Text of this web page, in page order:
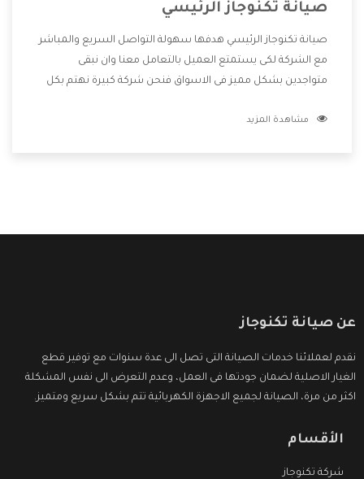
صيانة تكنوجاز الرئيسي
صيانة تكنوجاز الرئيسي هدفها سهولة التواصل السريع والمباشر
مع الشركة لكى يستمتع العميل بالتعامل معنا وان نبقى
متواجدين بشكل مميز فى الاسواق فنحن شركة كبيرة نهتم بكل
الشركة بها والتى تكون منها خدمة الصيانة التى تكون من أهم
مشاهدة المزيد
عن صيانة تكنوجاز
نقدم لعملائنا خدمات الصيانة التى تصل الى عدة سنوات مع توفير قطع
الغيار الاصلية لضمان جودتها فى العمل، وعدم التعرض الى نفس المشكلة
اكثر من مرة، الصيانة لجميع الاجهزة الكهربائية تتم بشكل سريع ومتميز.
الأقسام
شركة تكنوجاز